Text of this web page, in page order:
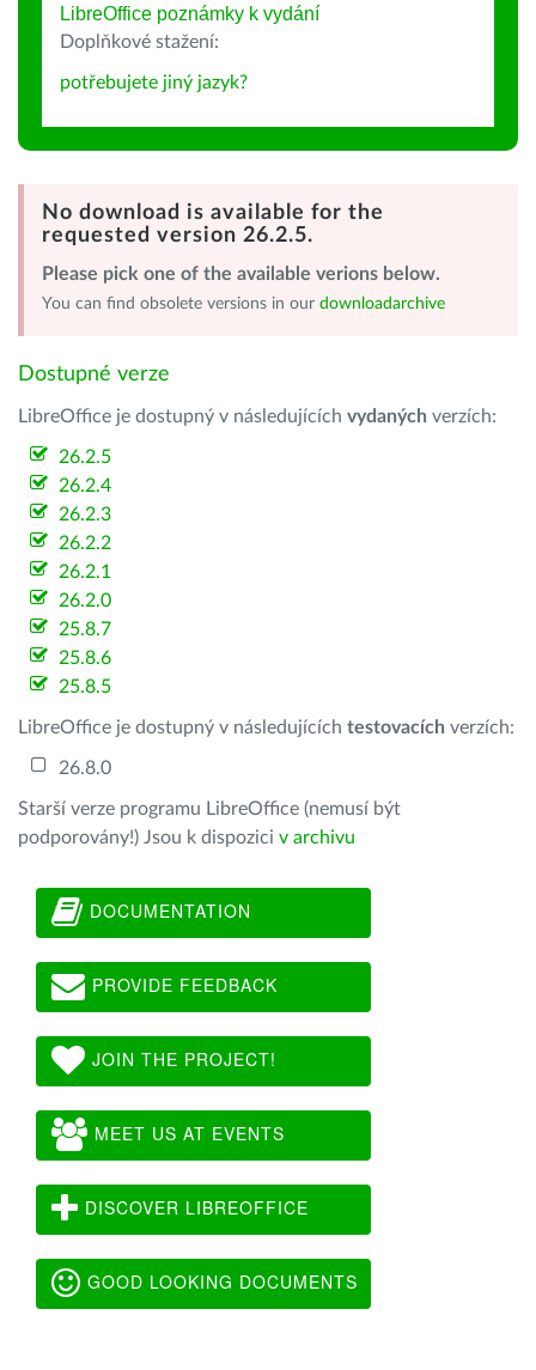
LibreOffice poznámky k vydání
Doplňkové stažení:
potřebujete jiný jazyk?
No download is available for the
requested version 26.2.5.
Please pick one of the available verions below.
You can find obsolete versions in our downloadarchive
Dostupné verze
LibreOffice je dostupný v následujících vydaných verzích:
26.2.5
26.2.4
26.2.3
26.2.2
26.2.1
26.2.0
25.8.7
25.8.6
25.8.5
LibreOffice je dostupný v následujících testovacích verzích:
26.8.0
Starší verze programu LibreOffice (nemusí být
podporovány!) Jsou k dispozici v archivu
DOCUMENTATION
PROVIDE FEEDBACK
JOIN THE PROJECT!
MEET US AT EVENTS
DISCOVER LIBREOFFICE
GOOD LOOKING DOCUMENTS